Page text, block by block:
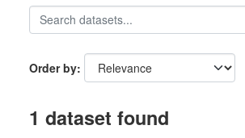
Order by
1 dataset found